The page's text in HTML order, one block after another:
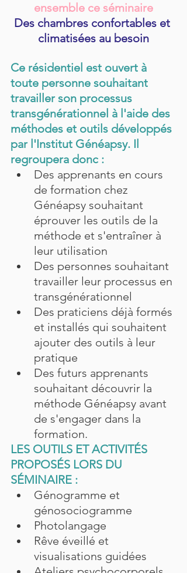
ensemble ce séminaire
Des chambres confortables et
climatisées au besoin
Ce résidentiel est ouvert à
toute personne souhaitant
travailler son processus
transgénérationnel à l'aide des
méthodes et outils développés
par l'Institut Généapsy. Il
regroupera donc :
Des apprenants en cours
de formation chez
Généapsy souhaitant
éprouver les outils de la
méthode et s'entraîner à
leur utilisation
Des personnes souhaitant
travailler leur processus en
transgénérationnel
Des praticiens déjà formés
et installés qui souhaitent
ajouter des outils à leur
pratique
Des futurs apprenants
souhaitant découvrir la
méthode Généapsy avant
de s'engager dans la
formation.
LES OUTILS ET ACTIVITÉS
PROPOSÉS LORS DU
SÉMINAIRE :
Génogramme et
génosociogramme
Photolangage
Rêve éveillé et
visualisations guidées